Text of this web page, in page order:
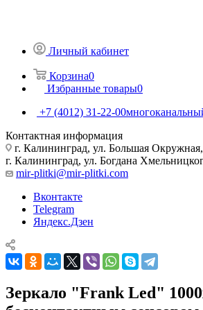
Личный кабинет
Корзина0
Избранные товары0
+7 (4012) 31-22-00
Контактная информация
г. Калининград, ул. Большая
г. Калининград, ул. Богдана
mir-plitki@mir-plitki.com
Вконтакте
Telegram
Яндекс.Дзен
Зеркало "Frank Led"